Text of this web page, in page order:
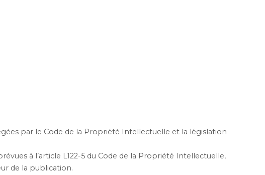
par le Code de la Propriété Intellectuelle et la législation
à l’article L122-5 du Code de la Propriété Intellectuelle,
de la publication.